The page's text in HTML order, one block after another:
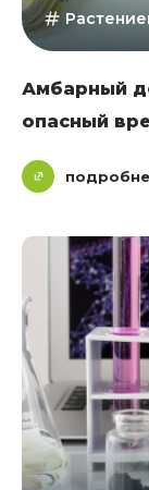
Амбарный
опасный